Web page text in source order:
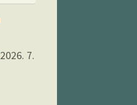
2026. 7.